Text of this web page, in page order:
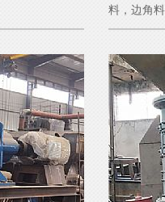
料，边角